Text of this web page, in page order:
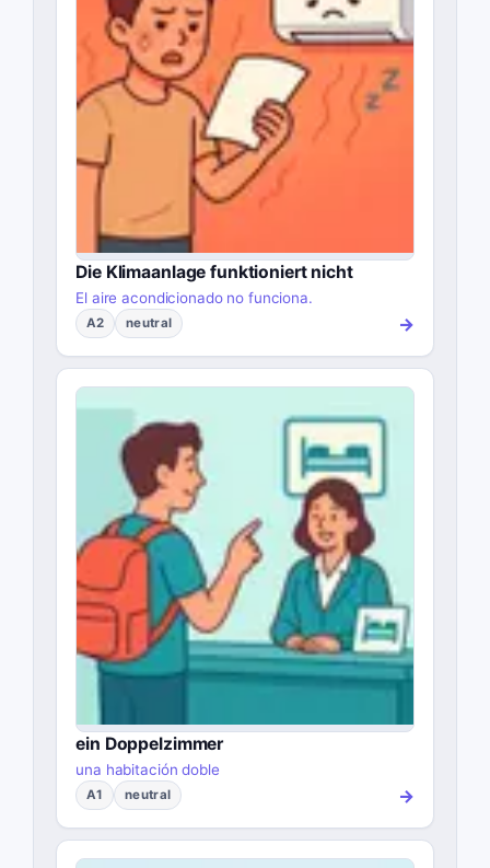
Die Klimaanlage funktioniert nicht
El aire acondicionado no funciona.
A2 neutral →
ein Doppelzimmer
una habitación doble
A1 neutral →